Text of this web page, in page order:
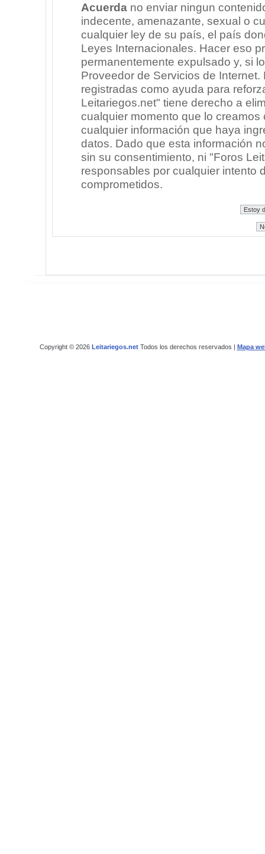
Acuerdano enviar ningun
indecente, amenazante, sexual o
cualquier ley de su país, el país
Leyes Internacionales. Hacer eso
permanentemente expulsado y, si
Proveedor de Servicios de
registradas como ayuda para
Leitariegos.net" tiene derecho a
cualquier momento que lo
cualquier información que haya
datos. Dado que esta información
sin su consentimiento, ni "Foros
responsables por cualquier intento
comprometidos.
Copyright © 2026 Leitariegos.netTodos los derechos reservados | Mapa